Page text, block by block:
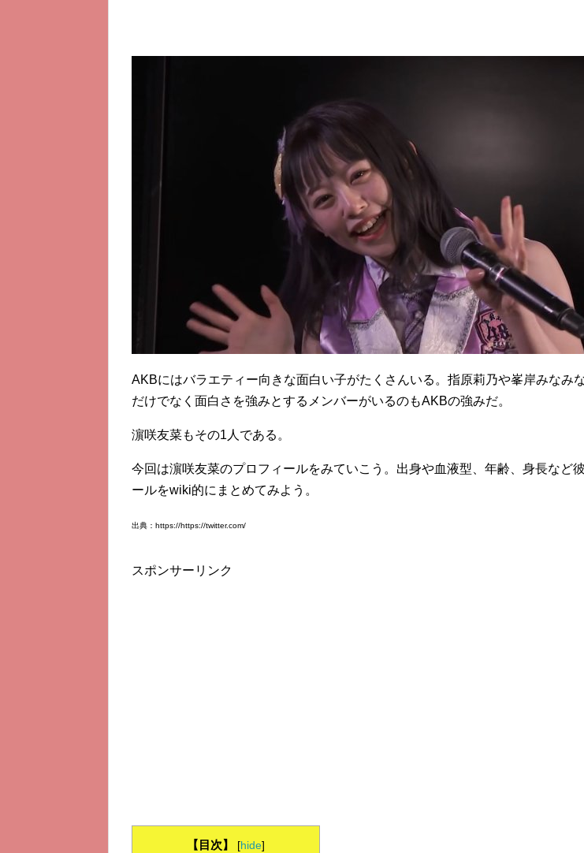
AKBにはバラエティー向きな面白い子がたくさんいる。指原莉乃や峯岸みなみ
だけでなく面白さを強みとするメンバーがいるのもAKBの強みだ。
濵咲友菜もその1人である。
今回は濵咲友菜のプロフィールをみていこう。出身や血液型、年齢、身長など
ールをwiki的にまとめてみよう。
出典：https://https://twitter.com/
スポンサーリンク
【目次】 [hide]